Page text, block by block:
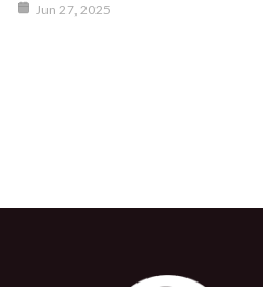
Jun 27, 2025